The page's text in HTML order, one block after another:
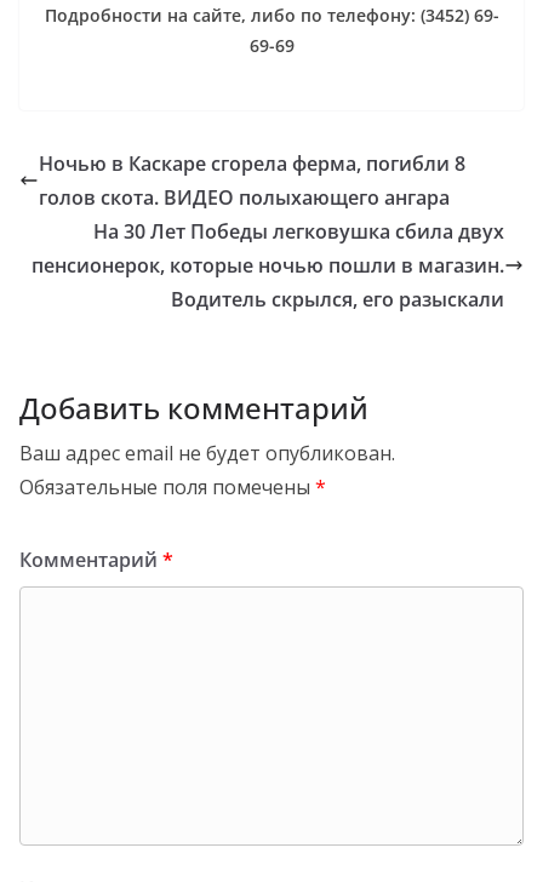
Подробности на сайте, либо по телефону: (3452) 69-
69-69
Ночью в Каскаре сгорела ферма, погибли 8
голов скота. ВИДЕО полыхающего ангара
На 30 Лет Победы легковушка сбила двух
пенсионерок, которые ночью пошли в магазин.
Водитель скрылся, его разыскали
Добавить комментарий
Ваш адрес email не будет опубликован.
Обязательные поля помечены *
Комментарий *